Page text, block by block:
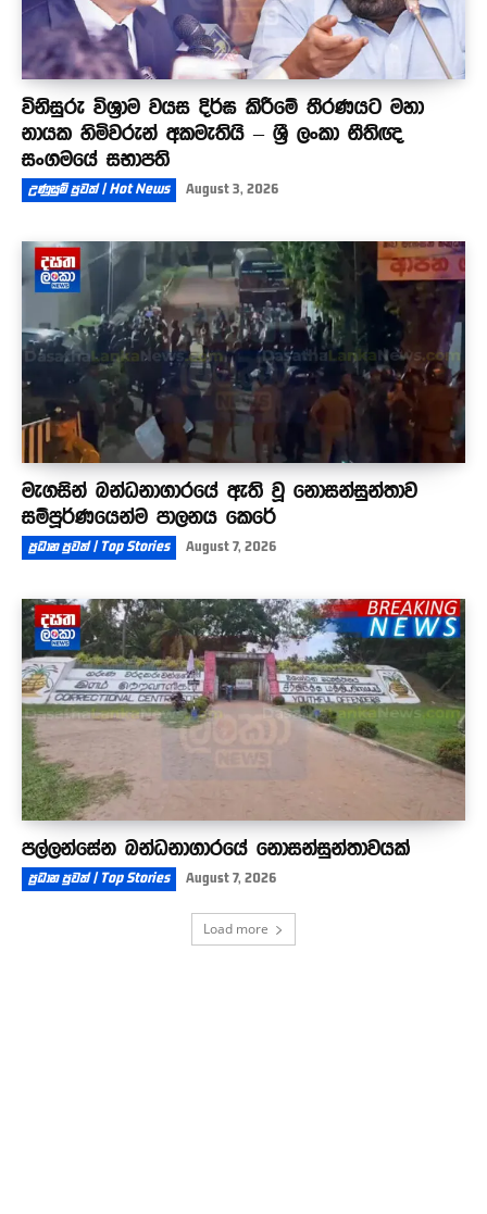
විනිසුරු විශ්‍රාම වයස දිර්ඝ කිරීමේ තීරණයට මහා
නායක හිමිවරුන් අකමැතියි – ශ්‍රී ලංකා නීතිඥ
සංගමයේ සභාපති
උණුසුම් පුවත් | Hot News August 3, 2026
මැගසින් බන්ධනාගාරයේ ඇති වූ නොසන්සුන්තාව
සම්පූර්ණයෙන්ම පාලනය කෙරේ
ප්‍රධාන පුවත් | Top Stories August 7, 2026
පල්ලන්සේන බන්ධනාගාරයේ නොසන්සුන්තාවයක්
ප්‍රධාන පුවත් | Top Stories August 7, 2026
Load more